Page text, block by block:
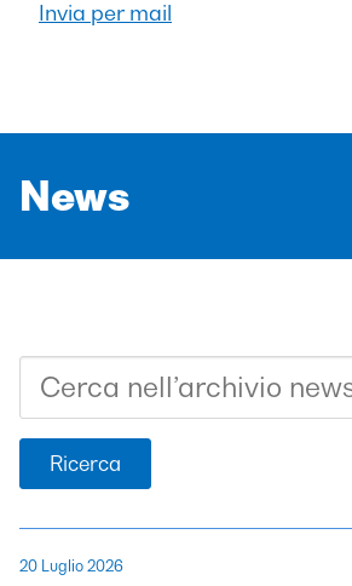
Invia per mail
News
Ricerca
20 Luglio 2026